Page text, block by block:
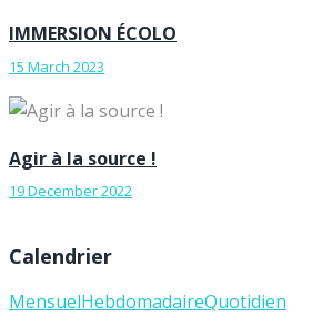
IMMERSION ÉCOLO
15 March 2023
Agir à la source !
19 December 2022
Calendrier
MensuelHebdomadaireQuotidien